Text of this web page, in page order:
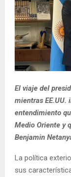
El viaje del
mientras EE.UU.
entendimiento
Medio Oriente y
Benjamin
La política
sus